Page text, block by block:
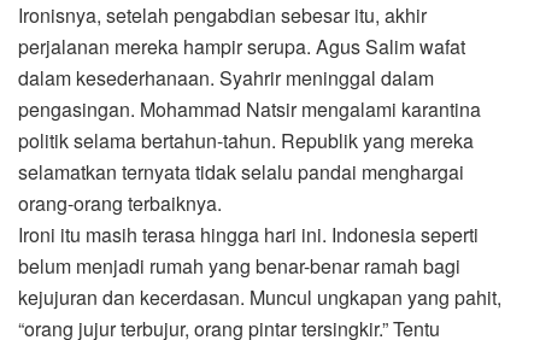
Ironisnya, setelah pengabdian sebesar itu, akhir
perjalanan mereka hampir serupa. Agus Salim wafat
dalam kesederhanaan. Syahrir meninggal dalam
pengasingan. Mohammad Natsir mengalami karantina
politik selama bertahun-tahun. Republik yang mereka
selamatkan ternyata tidak selalu pandai menghargai
orang-orang terbaiknya.
Ironi itu masih terasa hingga hari ini. Indonesia seperti
belum menjadi rumah yang benar-benar ramah bagi
kejujuran dan kecerdasan. Muncul ungkapan yang pahit,
“orang jujur terbujur, orang pintar tersingkir.” Tentu